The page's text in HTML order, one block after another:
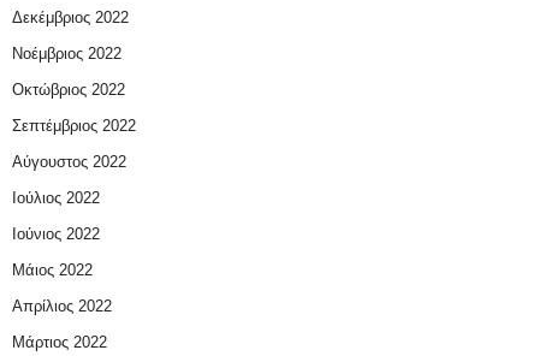
Δεκέμβριος 2022
Νοέμβριος 2022
Οκτώβριος 2022
Σεπτέμβριος 2022
Αύγουστος 2022
Ιούλιος 2022
Ιούνιος 2022
Μάιος 2022
Απρίλιος 2022
Μάρτιος 2022